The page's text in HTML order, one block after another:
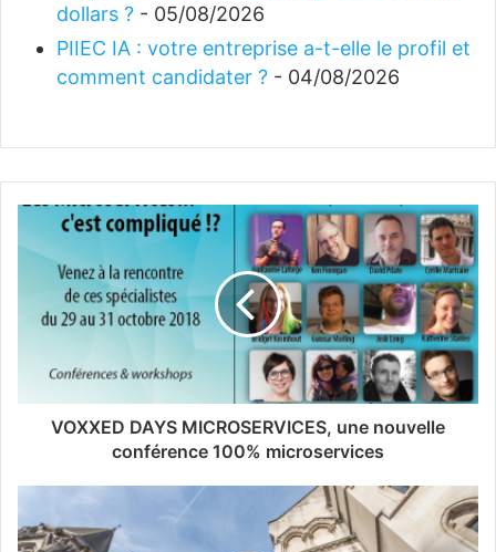
dollars ? - 05/08/2026
PIIEC IA : votre entreprise a-t-elle le profil et
comment candidater ? - 04/08/2026
VOXXED DAYS MICROSERVICES, une nouvelle
conférence 100% microservices